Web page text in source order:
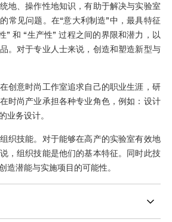
地、操作性地知识，有助于解决与实验室
常见问题。在“意大利制造”中，最具特征
” 和 “生产性” 过程之间的界限和潜力，以
。对于专业人士来说，创造和塑造新型与
创意时尚工作室追求自己的职业生涯，研
时尚产业承担各种专业角色，例如：设计
业务设计。
织技能。对于能够在高产的实验室有效地
，组织技能是他们的基本特征。同时此技
造潜能与实施项目的可能性。